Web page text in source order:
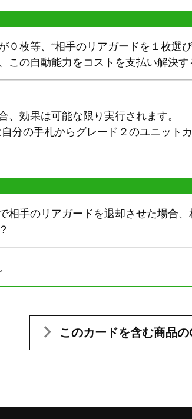
０枚等、“相手のリアガードを１枚選
この自動能力をコストを支払い解決す
、効果は可能な限り実行されます。
分の手札からグレード２のユニット
相手のリアガードを退却させた場合
このカードを含む商品